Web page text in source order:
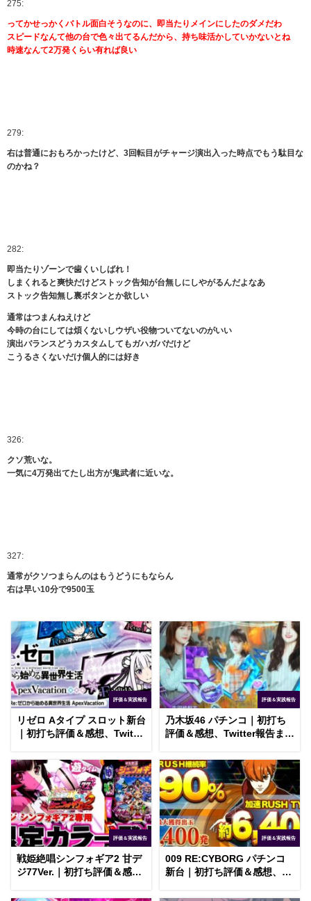
275:
ってかせっかくバトル面白そうなのに、即当たりメインにしたのダメだわ
スピードなんて他の台で色々出てるんだから、持ち味活かしていかないとね
時速なんて2万発くらい有れば良い
279:
右は普通におもろかったけど、3回転目がチャージ演出入った時点でもう駄目な
のかね？
282:
即当たりゾーンで歯くいしばれ！
しまくれると爽快だけどストック告知が台無しにしやがるんだよなあ
ストック告知無し裏ボタンとか欲しい
通常はつまんねえけど
今時の台にしては煩くないしウザい役物ついてないのがいい
演出バランスどうカスタムしてもガハガバだけど
こうるさくないだけ個人的には好き
326:
クソ荒いな。
一気に4万発出てたし出方が鬼武者に近いな。
327:
通常がクソつまらんのはもうどうにもならん
右は早い10分で9500玉
評価＆実践報告
リゼロ Aタイプ スロット新台
｜初打ち評価＆感想、Twitter
評価＆実践報告
乃木坂46 パチンコ｜初打ち
評価＆感想、Twitter報告まと
評価＆実践報告
戦姫絶唱シンフォギア2 甘デ
ジ77Ver.｜初打ち評価＆感
評価＆実践報告
009 RE:CYBORG パチンコ
新台｜初打ち評価＆感想、